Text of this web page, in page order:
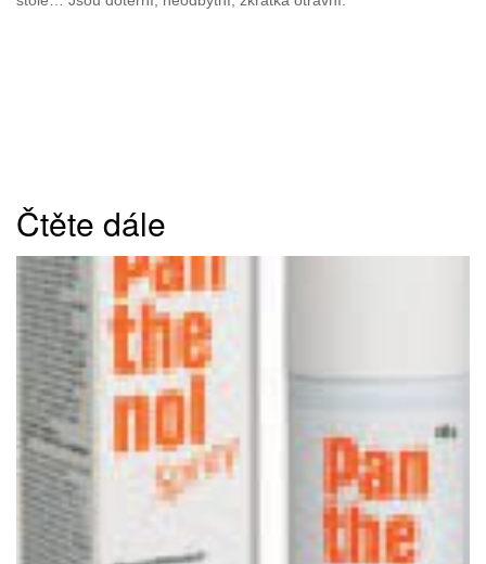
Čtěte dále